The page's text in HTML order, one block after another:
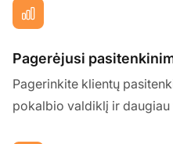
Pagerėjusi
Pagerinkite klientų
pokalbio valdiklį ir